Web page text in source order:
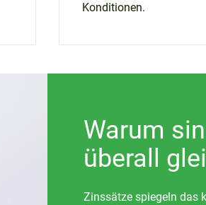
Konditionen.
Warum
überall
Zinssätze spiegeln das